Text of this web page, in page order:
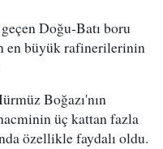
Doğu-Batı boru
en büyük rafinerilerinin
Boğazı'nın
üç kattan fazla
özellikle faydalı oldu.